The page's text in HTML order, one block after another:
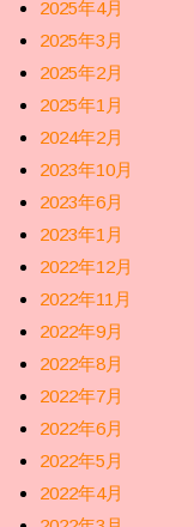
2025年4月
2025年3月
2025年2月
2025年1月
2024年2月
2023年10月
2023年6月
2023年1月
2022年12月
2022年11月
2022年9月
2022年8月
2022年7月
2022年6月
2022年5月
2022年4月